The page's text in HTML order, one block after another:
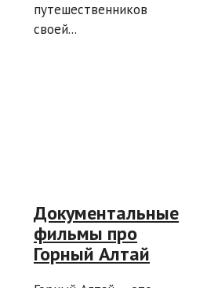
путешественников
своей...
Документальные
фильмы про
Горный Алтай